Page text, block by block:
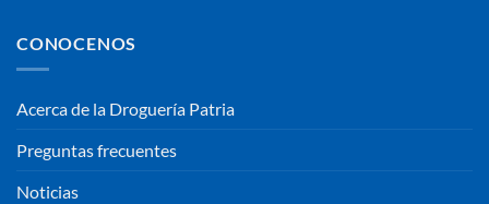
CONOCENOS
Acerca de la Droguería Patria
Preguntas frecuentes
Noticias